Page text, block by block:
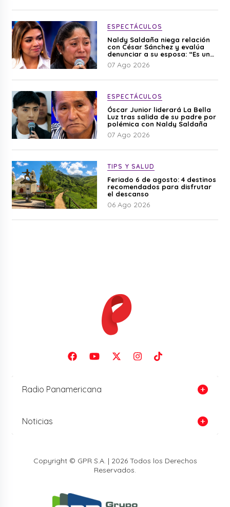
ESPECTÁCULOS
Naldy Saldaña niega relación
con César Sánchez y evalúa
denunciar a su esposa: “Es una
difamación”
07 Ago 2026
ESPECTÁCULOS
Óscar Junior liderará La Bella
Luz tras salida de su padre por
polémica con Naldy Saldaña
07 Ago 2026
TIPS Y SALUD
Feriado 6 de agosto: 4 destinos
recomendados para disfrutar
el descanso
06 Ago 2026
Radio Panamericana
Noticias
Copyright © GPR S.A. | 2026 Todos los Derechos
Reservados.